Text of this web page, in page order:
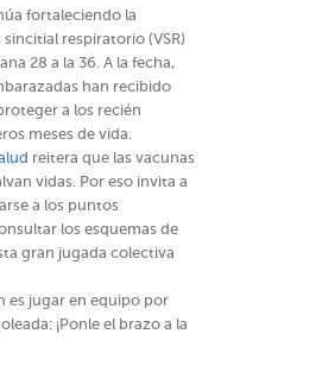
fortaleciendo la
respiratorio (VSR)
28 a la 36. A la fecha,
han recibido
a los recién
meses de vida.
reitera que las vacunas
vidas. Por eso invita a
a los puntos
los esquemas de
gran jugada colectiva
es jugar en equipo por
¡Ponle el brazo a la